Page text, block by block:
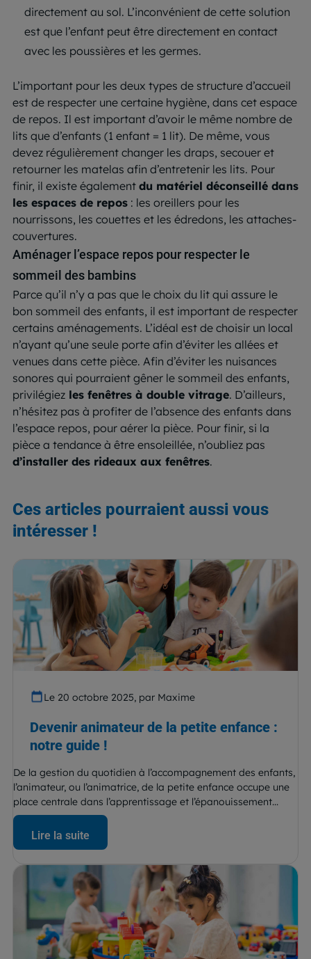
directement au sol. L’inconvénient de cette solution
est que l’enfant peut être directement en contact
avec les poussières et les germes.
L’important pour les deux types de structure d’accueil
est de respecter une certaine hygiène, dans cet espace
de repos. Il est important d’avoir le même nombre de
lits que d’enfants (1 enfant = 1 lit). De même, vous
devez régulièrement changer les draps, secouer et
retourner les matelas afin d’entretenir les lits. Pour
finir, il existe également du matériel déconseillé dans
les espaces de repos : les oreillers pour les
nourrissons, les couettes et les édredons, les attaches-
couvertures.
Aménager l’espace repos pour respecter le
sommeil des bambins
Parce qu’il n’y a pas que le choix du lit qui assure le
bon sommeil des enfants, il est important de respecter
certains aménagements. L’idéal est de choisir un local
n’ayant qu’une seule porte afin d’éviter les allées et
venues dans cette pièce. Afin d’éviter les nuisances
sonores qui pourraient gêner le sommeil des enfants,
privilégiez les fenêtres à double vitrage. D’ailleurs,
n’hésitez pas à profiter de l’absence des enfants dans
l’espace repos, pour aérer la pièce. Pour finir, si la
pièce a tendance à être ensoleillée, n’oubliez pas
d’installer des rideaux aux fenêtres.
Ces articles pourraient aussi vous
intéresser !
Le 20 octobre 2025, par Maxime
Devenir animateur de la petite enfance :
notre guide !
De la gestion du quotidien à l’accompagnement des enfants,
l’animateur, ou l’animatrice, de la petite enfance occupe une
place centrale dans l’apprentissage et l’épanouissement...
Lire la suite